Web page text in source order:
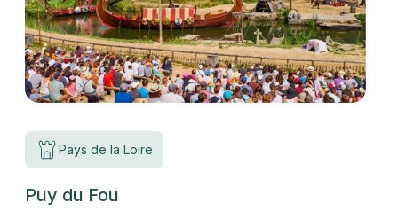
Pays de la Loire
Puy du Fou